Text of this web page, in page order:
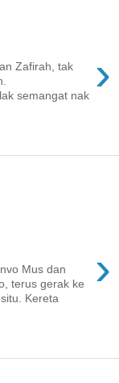
›
Zafirah, tak
semangat nak
›
Mus dan
terus gerak ke
Kereta